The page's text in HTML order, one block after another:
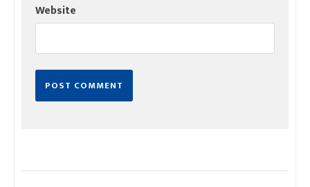
Website